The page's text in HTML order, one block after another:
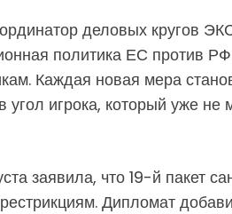
деловых кругов
политика ЕС против
Каждая новая мера
игрока, который уже
заявила, что 19-й пакет
Дипломат